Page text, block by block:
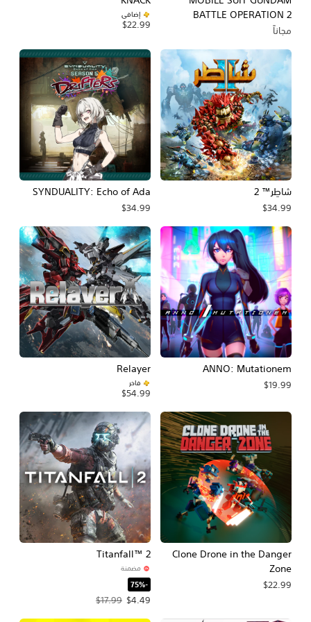
BATTLE OPERATION 2
مجاناً
إضافي
$22.99
شاطِر™ 2
$34.99
SYNDUALITY: Echo of Ada
$34.99
ANNO: Mutationem
$19.99
Relayer
فاخر
$54.99
Clone Drone in the Danger
Zone
$22.99
Titanfall™ 2
مضمنة
‏-75%‏
$4.49
سعر العرض $4.49‏. السعر الأصلي، $17.99‏.
$17.99